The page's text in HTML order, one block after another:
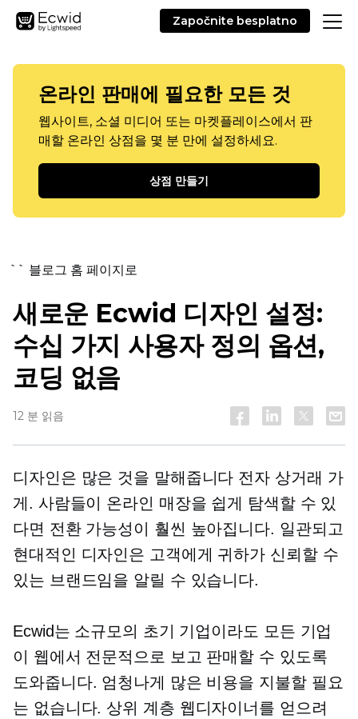
Započnite besplatno
온라인 판매에 필요한 모든 것
웹사이트, 소셜 미디어 또는 마켓플레이스에서 판
매할 온라인 상점을 몇 분 만에 설정하세요.
상점 만들기
`` 블로그 홈 페이지로
새로운 Ecwid 디자인 설정:
수십 가지 사용자 정의 옵션,
코딩 없음
12 분 읽음
디자인은 많은 것을 말해줍니다 전자 상거래 가
게. 사람들이 온라인 매장을 쉽게 탐색할 수 있
다면 전환 가능성이 훨씬 높아집니다. 일관되고
현대적인 디자인은 고객에게 귀하가 신뢰할 수
있는 브랜드임을 알릴 수 있습니다.
Ecwid는 소규모의 초기 기업이라도 모든 기업
이 웹에서 전문적으로 보고 판매할 수 있도록
도와줍니다. 엄청나게 많은 비용을 지불할 필요
는 없습니다. 상위 계층 웹디자이너를 얻으려